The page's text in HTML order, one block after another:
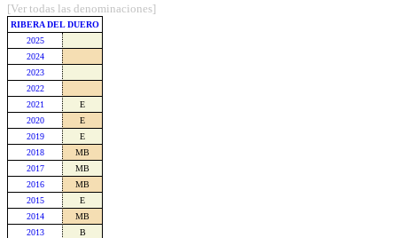
[Ver todas las denominaciones]
RIBERA DEL DUERO
2025
2024
2023
2022
2021
E
2020
E
2019
E
2018
MB
2017
MB
2016
MB
2015
E
2014
MB
2013
B